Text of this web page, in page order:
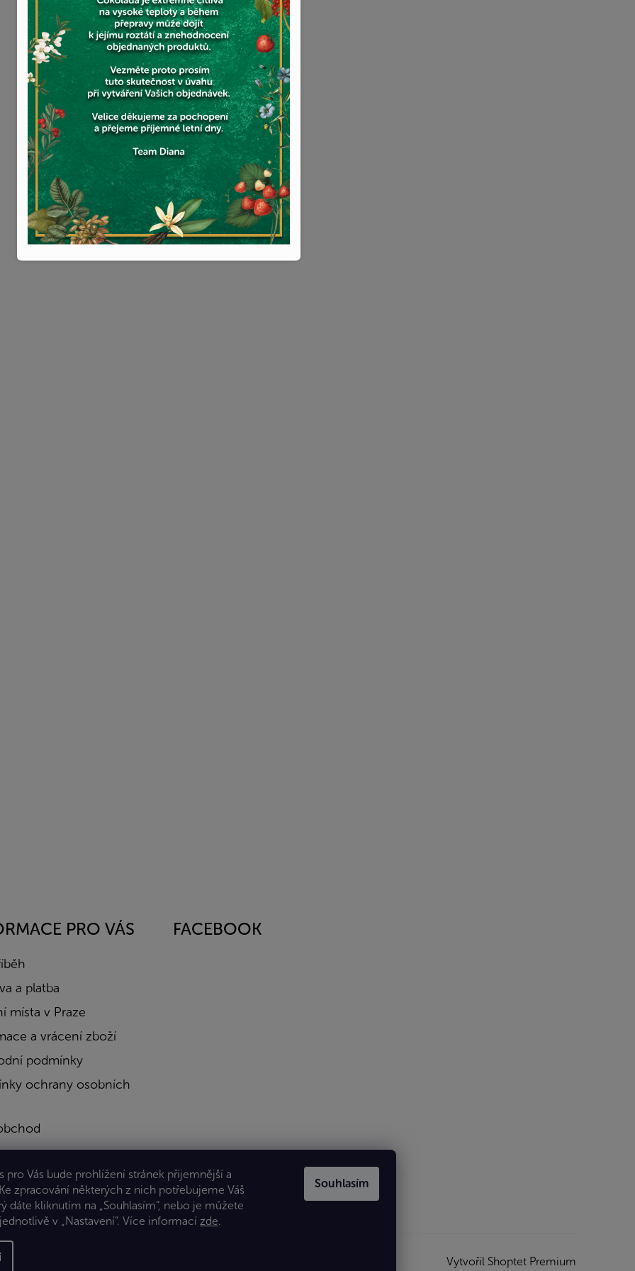
pro Vás bude prohlížení stránek příjemnější a
zpracování některých z nich potřebujeme Váš
dáte kliknutím na „Souhlasím“, nebo je můžete
v „Nastavení“. Více informací zde.
Souhlasím
PRO VÁS
a platba
místa v Praze
a vrácení zboží
podmínky
ochrany osobních
FACEBOOK
Vytvořil Shoptet Premium
práva vyhrazena.